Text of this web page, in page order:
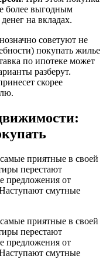
более выгодным
на вкладах.
советуют не
покупать жилье
по ипотеке может
разберут.
скорее
приятные в своей
перестают
предложения от
смутные
приятные в своей
перестают
предложения от
смутные